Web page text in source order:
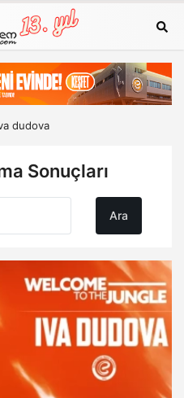
dudova
Sonuçları